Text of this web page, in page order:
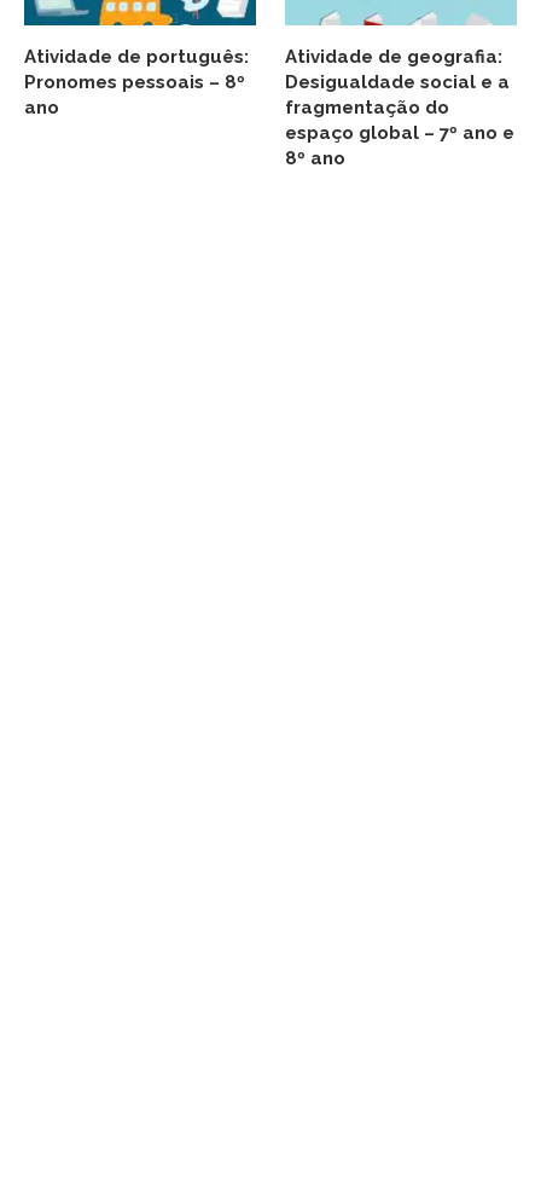
Atividade de português:
Pronomes pessoais – 8º
ano
Atividade de geografia:
Desigualdade social e a
fragmentação do
espaço global – 7º ano e
8º ano